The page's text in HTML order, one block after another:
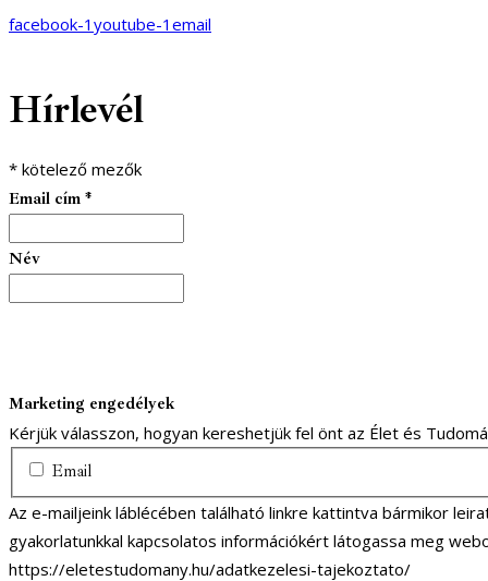
facebook-1 youtube-1 email
Hírlevél
* kötelező mezők
Email cím *
Név
Marketing engedélyek
Kérjük válasszon, hogyan kereshetjük fel önt az Élet és
Email
Az e-mailjeink láblécében található linkre kattintva bármikor
gyakorlatunkkal kapcsolatos információkért látogassa meg
https://eletestudomany.hu/adatkezelesi-tajekoztato/